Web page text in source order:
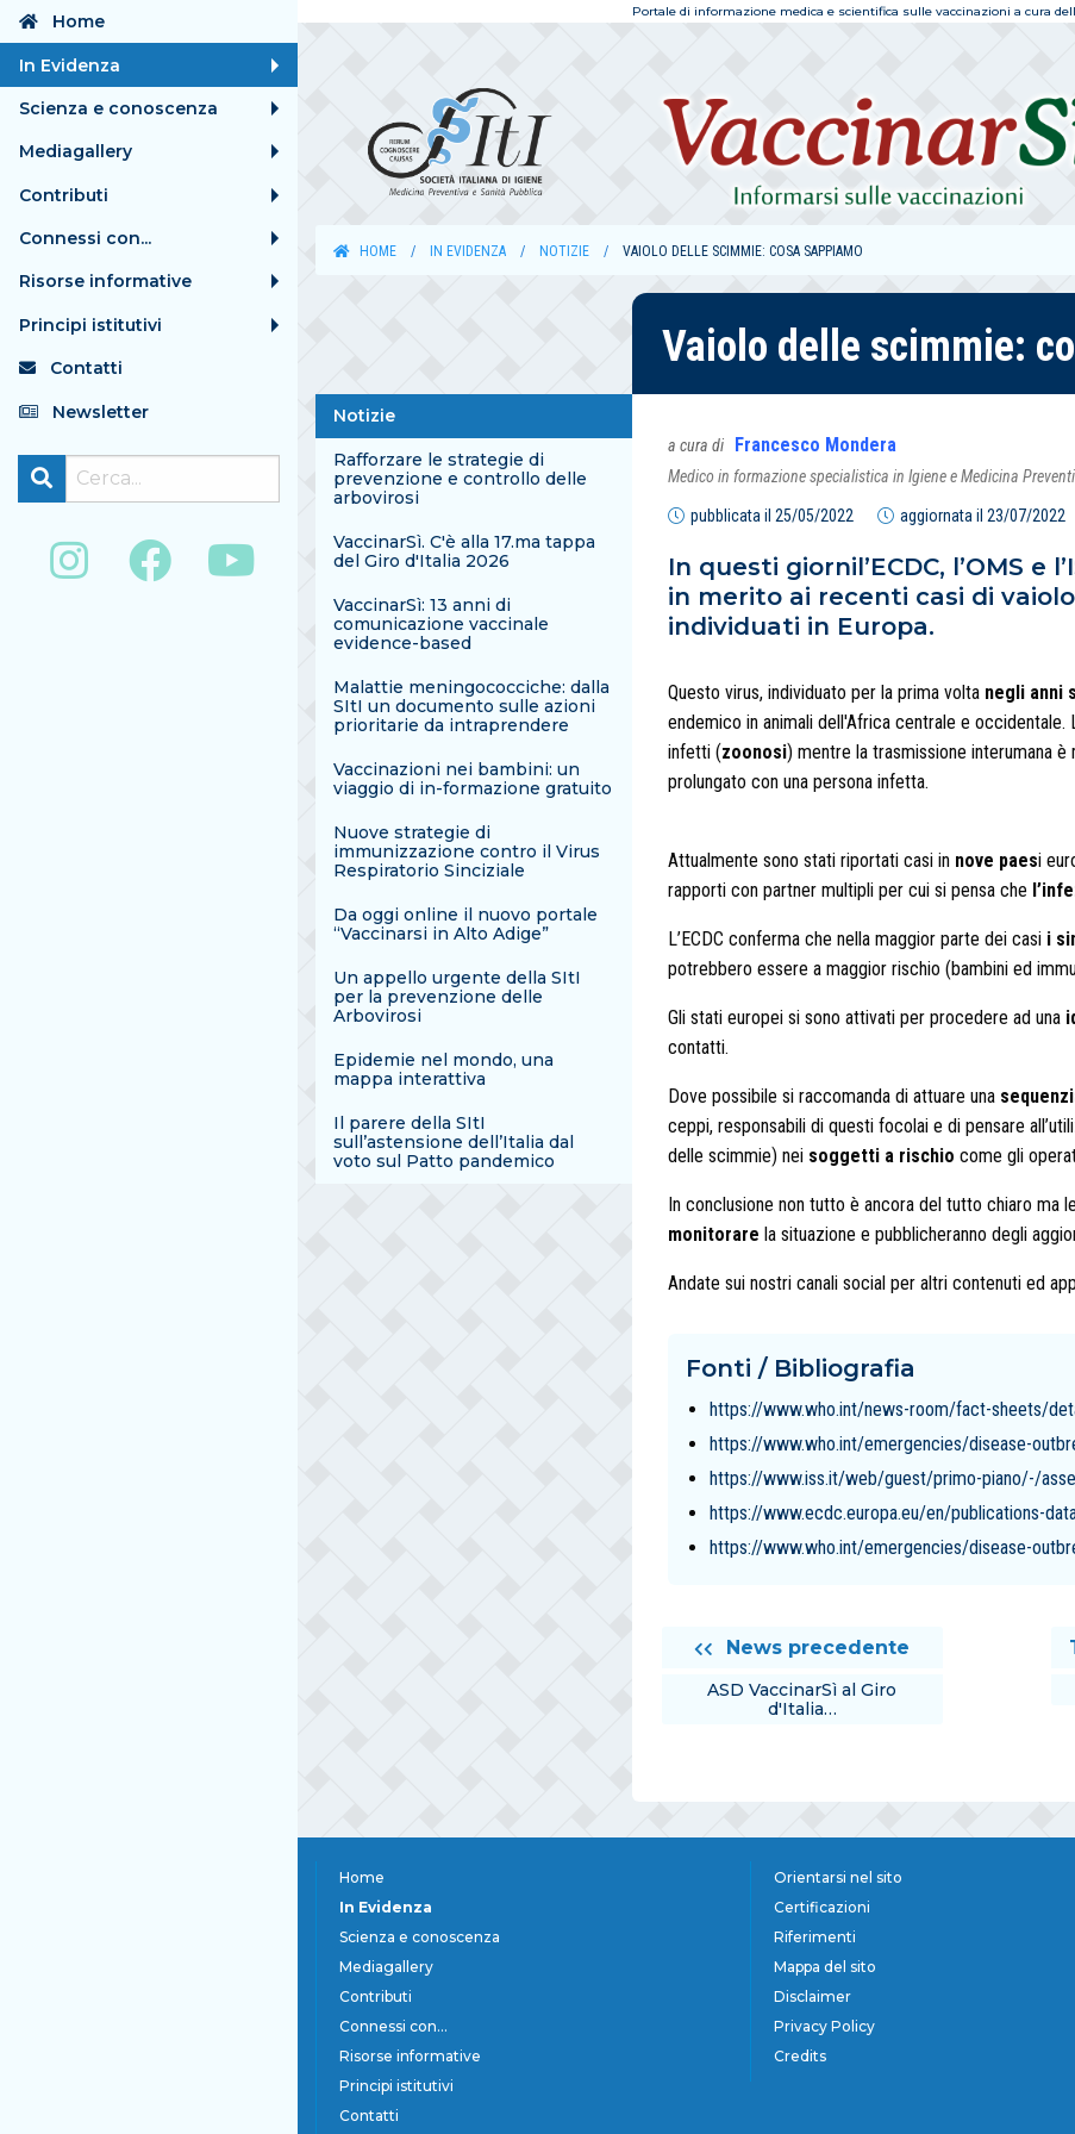
Home
In Evidenza
Scienza e conoscenza
Mediagallery
Contributi
Connessi con...
Risorse informative
Principi istitutivi
Contatti
Newsletter
Portale di informazione medica e scientifica sulle vaccinazioni a cura
HOME IN EVIDENZA NOTIZIE VAIOLO DELLE SCIMMIE: COSA SAPPIAMO
Vaiolo delle scimmie:
a cura di Francesco Mondera
Medico in formazione specialistica in Igiene e Medicina
pubblicata il 25/05/2022 aggiornata il 23/07/2022
In questi giornil’ECDC, l’OMS
in merito ai recenti casi di
individuati in Europa.
Questo virus, individuato per la prima volta negli anni
endemico in animali dell'Africa centrale e
infetti (zoonosi) mentre la trasmissione interumana
prolungato con una persona infetta.
Attualmente sono stati riportati casi in nove paesi
rapporti con partner multipli per cui si pensa che
L’ECDC conferma che nella maggior parte dei casi i
potrebbero essere a maggior rischio (bambini ed
Gli stati europei si sono attivati per procedere ad una
contatti.
Dove possibile si raccomanda di attuare una
ceppi, responsabili di questi focolai e di pensare
delle scimmie) nei soggetti a rischio come gli
In conclusione non tutto è ancora del tutto chiaro ma
monitorare la situazione e pubblicheranno degli
Andate sui nostri canali social per altri contenuti ed
Fonti / Bibliografia
https://www.who.int/news-room/fact-sheets/
https://www.who.int/emergencies/disease-
https://www.iss.it/web/guest/primo-piano/-/
https://www.ecdc.europa.eu/en/publications-
https://www.who.int/emergencies/disease-
News precedente
ASD VaccinarSì al Giro
d'Italia…
Notizie
Rafforzare le strategie di
prevenzione e controllo delle
arbovirosi
VaccinarSì. C'è alla 17.ma tappa
del Giro d'Italia 2026
VaccinarSì: 13 anni di
comunicazione vaccinale
evidence-based
Malattie meningococciche: dalla
SItI un documento sulle azioni
prioritarie da intraprendere
Vaccinazioni nei bambini: un
viaggio di in-formazione gratuito
Nuove strategie di
immunizzazione contro il Virus
Respiratorio Sinciziale
Da oggi online il nuovo portale
“Vaccinarsi in Alto Adige”
Un appello urgente della SItI
per la prevenzione delle
Arbovirosi
Epidemie nel mondo, una
mappa interattiva
Il parere della SItI
sull’astensione dell’Italia dal
voto sul Patto pandemico
Home
In Evidenza
Scienza e conoscenza
Mediagallery
Contributi
Connessi con...
Risorse informative
Principi istitutivi
Contatti
Orientarsi nel sito
Certificazioni
Riferimenti
Mappa del sito
Disclaimer
Privacy Policy
Credits